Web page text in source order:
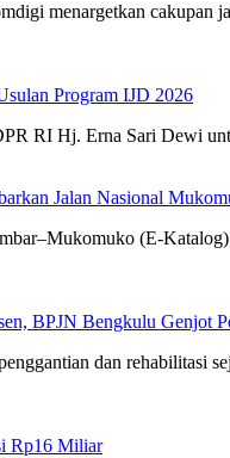
menargetkan cakupan
Program IJD 2026
RI Hj. Erna Sari Dewi
Jalan Nasional
(E-
BPJN Bengkulu Genjot
dan rehabilitasi
Rp16 Miliar